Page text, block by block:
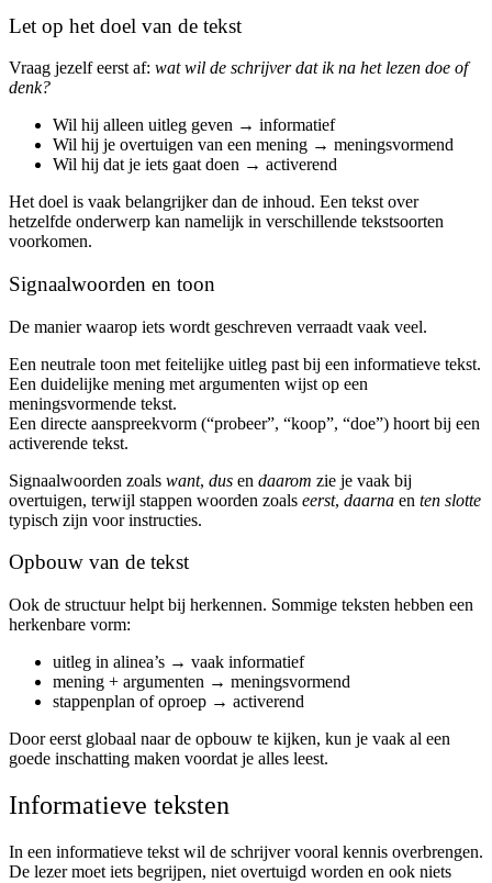
Let op het doel van de tekst
Vraag jezelf eerst af: wat wil de schrijver dat ik na het lezen doe of
denk?
Wil hij alleen uitleg geven → informatief
Wil hij je overtuigen van een mening → meningsvormend
Wil hij dat je iets gaat doen → activerend
Het doel is vaak belangrijker dan de inhoud. Een tekst over
hetzelfde onderwerp kan namelijk in verschillende tekstsoorten
voorkomen.
Signaalwoorden en toon
De manier waarop iets wordt geschreven verraadt vaak veel.
Een neutrale toon met feitelijke uitleg past bij een informatieve tekst.
Een duidelijke mening met argumenten wijst op een
meningsvormende tekst.
Een directe aanspreekvorm (“probeer”, “koop”, “doe”) hoort bij een
activerende tekst.
Signaalwoorden zoals want, dus en daarom zie je vaak bij
overtuigen, terwijl stappen woorden zoals eerst, daarna en ten slotte
typisch zijn voor instructies.
Opbouw van de tekst
Ook de structuur helpt bij herkennen. Sommige teksten hebben een
herkenbare vorm:
uitleg in alinea’s → vaak informatief
mening + argumenten → meningsvormend
stappenplan of oproep → activerend
Door eerst globaal naar de opbouw te kijken, kun je vaak al een
goede inschatting maken voordat je alles leest.
Informatieve teksten
In een informatieve tekst wil de schrijver vooral kennis overbrengen.
De lezer moet iets begrijpen, niet overtuigd worden en ook niets